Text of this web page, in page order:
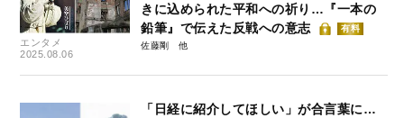
エンタメ
2025.08.06
きに込められた平和への祈り…『一本の
鉛筆』で伝えた反戦への意志
有料
佐藤剛
「日経に紹介してほしい」が合言葉に…